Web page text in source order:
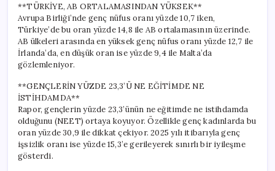
**TÜRKİYE, AB ORTALAMASINDAN YÜKSEK**
Avrupa Birliği’nde genç nüfus oranı yüzde 10,7 iken,
Türkiye’de bu oran yüzde 14,8 ile AB ortalamasının üzerinde.
AB ülkeleri arasında en yüksek genç nüfus oranı yüzde 12,7 ile
İrlanda’da, en düşük oran ise yüzde 9,4 ile Malta’da
gözlemleniyor.
**GENÇLERİN YÜZDE 23,3’Ü NE EĞİTİMDE NE
İSTİHDAMDA**
Rapor, gençlerin yüzde 23,3’ünün ne eğitimde ne istihdamda
olduğunu (NEET) ortaya koyuyor. Özellikle genç kadınlarda bu
oran yüzde 30,9 ile dikkat çekiyor. 2025 yılı itibarıyla genç
işsizlik oranı ise yüzde 15,3’e gerileyerek sınırlı bir iyileşme
gösterdi.